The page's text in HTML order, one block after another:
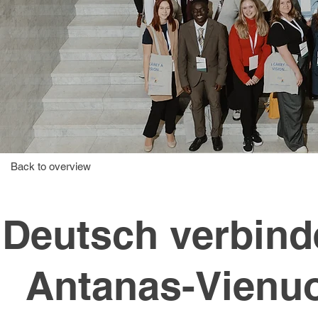
Back to overview
Deutsch
Antanas-